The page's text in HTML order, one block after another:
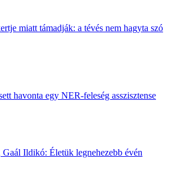
miatt támadják: a tévés nem hagyta szó
havonta egy NER-feleség asszisztense
Ildikó: Életük legnehezebb évén